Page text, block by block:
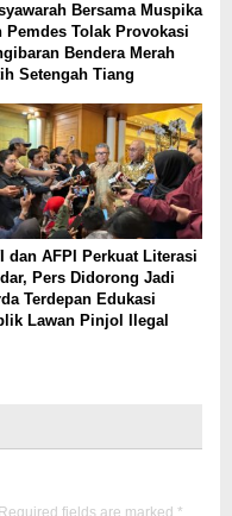
Bersama Muspika
Pemdes Tolak Provokasi
Bendera Merah
Setengah Tiang
dan AFPI Perkuat Literasi
Pers Didorong Jadi
Terdepan Edukasi
Lawan Pinjol Ilegal
Required fields are marked *